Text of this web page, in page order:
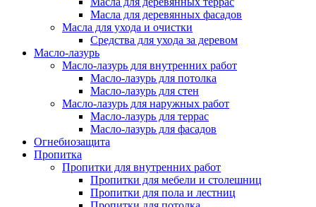
Масла для деревянных фасадов
Масла для ухода и очистки
Средства для ухода за деревом
Масло-лазурь
Масло-лазурь для внутренних работ
Масло-лазурь для потолка
Масло-лазурь для стен
Масло-лазурь для наружных работ
Масло-лазурь для террас
Масло-лазурь для фасадов
Огнебиозащита
Пропитка
Пропитки для внутренних работ
Пропитки для мебели и столешниц
Пропитки для пола и лестниц